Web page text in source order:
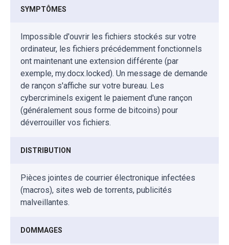
SYMPTÔMES
Impossible d'ouvrir les fichiers stockés sur votre
ordinateur, les fichiers précédemment fonctionnels
ont maintenant une extension différente (par
exemple, my.docx.locked). Un message de demande
de rançon s'affiche sur votre bureau. Les
cybercriminels exigent le paiement d'une rançon
(généralement sous forme de bitcoins) pour
déverrouiller vos fichiers.
DISTRIBUTION
Pièces jointes de courrier électronique infectées
(macros), sites web de torrents, publicités
malveillantes.
DOMMAGES